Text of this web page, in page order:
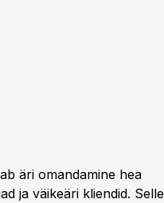
äri omandamine hea
ja väikeäri kliendid. Selle